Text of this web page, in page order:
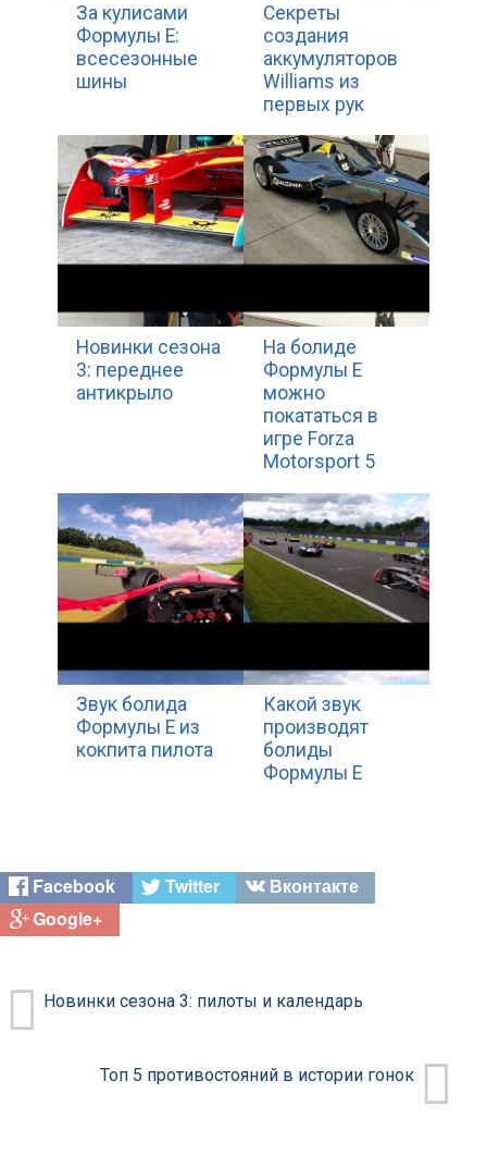
За кулисами
Формулы Е:
всесезонные
шины
Секреты
создания
аккумуляторов
Williams из
первых рук
Новинки сезона
3: переднее
антикрыло
На болиде
Формулы Е
можно
покататься в
игре Forza
Motorsport 5
Звук болида
Формулы Е из
кокпита пилота
Какой звук
производят
болиды
Формулы Е
Facebook Twitter
Вконтакте
Google+
Новинки сезона 3: пилоты и календарь
Топ 5 противостояний в истории гонок